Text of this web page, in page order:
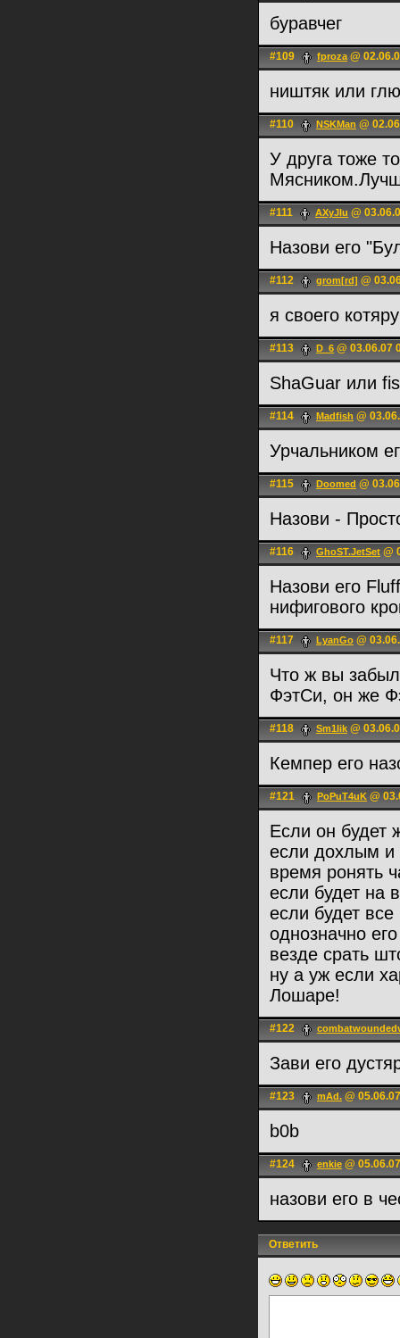
буравчег
#109 fproza@
ништяк или
#110 NSKMan @
У друга тоже
#111 AXyJIu @
Назови его
#112 grom[rd] @
я своего
#113 D_6 @ 03.06.07
ShaGuar или
#114 Madfish @
Урчальником
#115 Doomed @
Назови -
#116 GhoST.JetSet @
Назови его
нифигового
#117 LyanGo @
Что ж вы
ФэтСи, он же
#118 Sm1lik @
Кемпер его
#121 PoPuT4uK @
Если он будет
если дохлым и
время ронять
если будет на
если будет
однозначно
везде срать
ну а уж если
Лошаре!
#122
Зави его
#123 mAd. @
b0b
#124 enkie @
назови его в
Ответить